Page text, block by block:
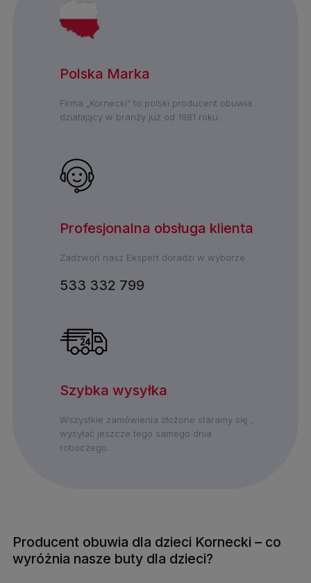
Polska Marka
Firma „Kornecki” to polski producent obuwia
działający w branży już od 1981 roku..
Profesjonalna obsługa klienta
Zadzwoń nasz Ekspert doradzi w wyborze
533 332 799
Szybka wysyłka
Wszystkie zamówienia złożone staramy się ,
wysyłać jeszcze tego samego dnia
roboczego.
Producent obuwia dla dzieci Kornecki – co
wyróżnia nasze buty dla dzieci?